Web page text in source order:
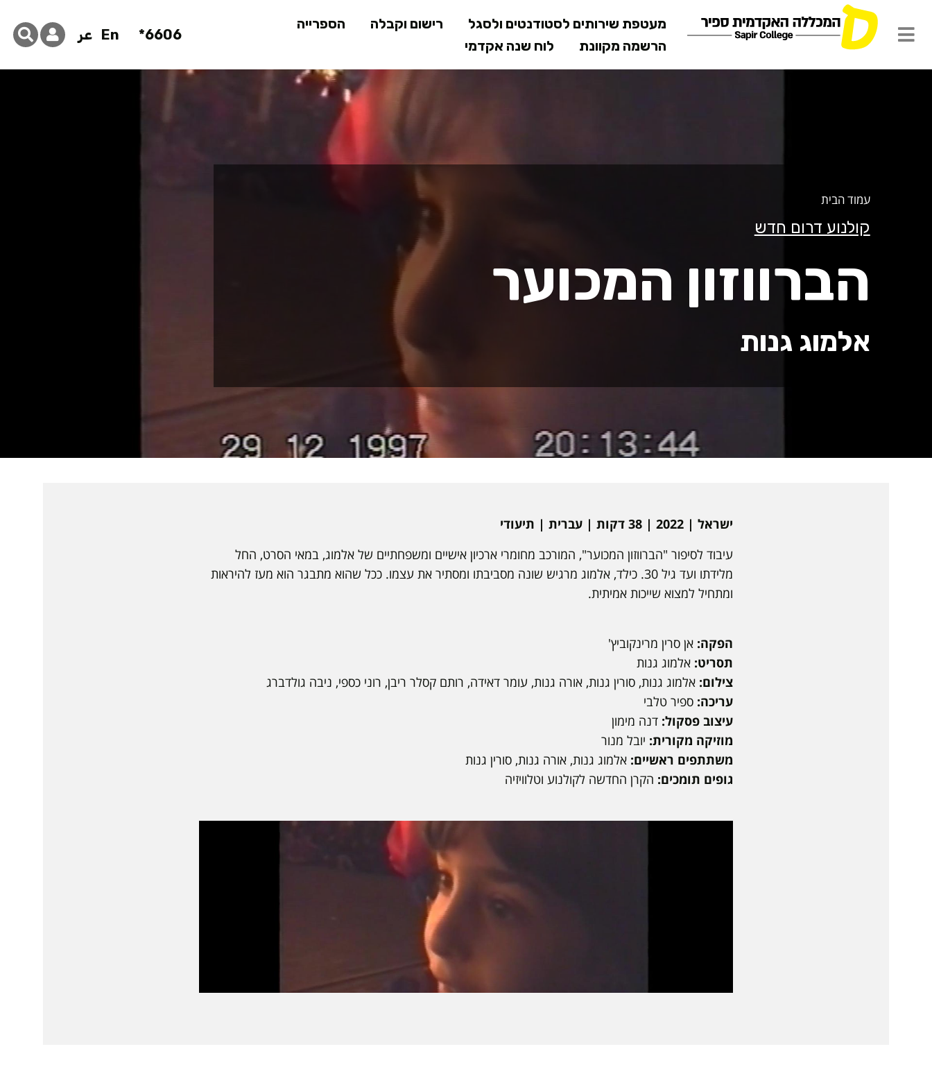
לתוכן
המרכזי
מעטפת שירותים לסטודנטים ולסגל רישום וקבלה
הספרייה
הרשמה מקוונת
לוח שנה אקדמי
6606*
En عر
עמוד הבית
קולנוע דרום חדש
הברווזון המכוער
אלמוג גנות
ישראל | 2022 | 38 דקות | עברית | תיעודי
עיבוד לסיפור "הברווזון המכוער", המורכב מחומרי ארכיון אישיים ומשפחתיים של אלמוג, במאי הסרט, החל
מלידתו ועד גיל 30. כילד, אלמוג מרגיש שונה מסביבתו ומסתיר את עצמו. ככל שהוא מתבגר הוא מעז להיראות
ומתחיל למצוא שייכות אמיתית.
הפקה: אן סרין מרינקוביץ'
תסריט: אלמוג גנות
צילום: אלמוג גנות, סורין גנות, אורה גנות, עומר דאידה, רותם קסלר ריבן, רוני כספי, ניבה גולדברג
עריכה: ספיר טלבי
עיצוב פסקול: דנה מימון
מוזיקה מקורית: יובל מנור
משתתפים ראשיים: אלמוג גנות, אורה גנות, סורין גנות
גופים תומכים: הקרן החדשה לקולנוע וטלוויזיה